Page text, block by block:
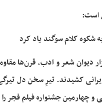
است:
شکوه کلام سوگند یاد کرد
دیوان شعر و ادب، قرن‌ها
کشیدند. تیرِ سخن دل
چهارمین جشنواره فیلم فجر